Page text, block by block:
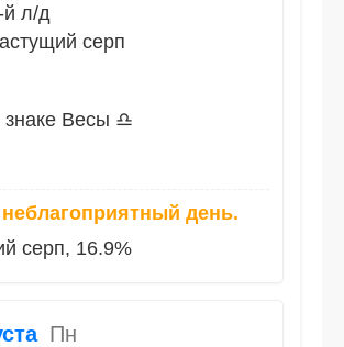
й л/д
серп
знаке Весы ♎
день.
серп, 16.9%
Пн